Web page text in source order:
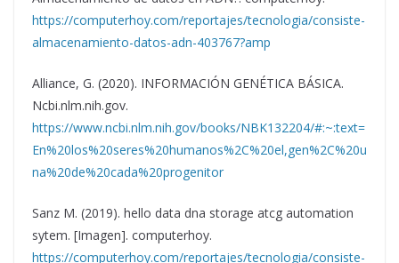
https://computerhoy.com/reportajes/tecnologia/consiste-
almacenamiento-datos-adn-403767?amp
Alliance, G. (2020). INFORMACIÓN GENÉTICA BÁSICA.
Ncbi.nlm.nih.gov.
https://www.ncbi.nlm.nih.gov/books/NBK132204/#:~:text=
En%20los%20seres%20humanos%2C%20el,gen%2C%20u
na%20de%20cada%20progenitor
Sanz M. (2019). hello data dna storage atcg automation
sytem. [Imagen]. computerhoy.
https://computerhoy.com/reportajes/tecnologia/consiste-